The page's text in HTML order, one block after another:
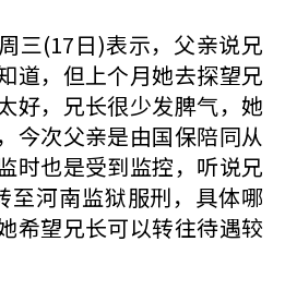
三(17日)表示，父亲说兄
道，但上个月她去探望兄
好，兄长很少发脾气，她
今次父亲是由国保陪同从
时也是受到监控，听说兄
至河南监狱服刑，具体哪
希望兄长可以转往待遇较